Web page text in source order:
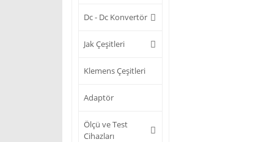
Dc - Dc Konvertör
Jak Çeşitleri
Klemens Çeşitleri
Adaptör
Ölçü ve Test
Cihazları